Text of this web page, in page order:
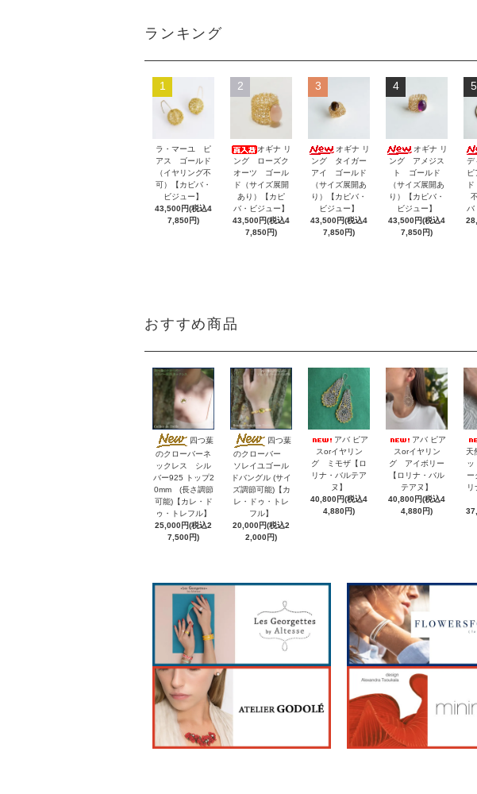
ランキング
1
ラ・マーユ ピ
アス ゴールド
（イヤリング不
可）【カピバ・
ビジュー】
43,500円(税込4
7,850円)
2
オギナ リ
ング ローズク
オーツ ゴール
ド（サイズ展開
あり）【カピ
バ・ビジュー】
43,500円(税込4
7,850円)
3
オギナ リ
ング タイガー
アイ ゴールド
（サイズ展開あ
り）【カピバ・
ビジュー】
43,500円(税込4
7,850円)
4
オギナ リ
ング アメジス
ト ゴールド
（サイズ展開あ
り）【カピバ・
ビジュー】
43,500円(税込4
7,850円)
5
デ
バ
おすすめ商品
四つ葉
のクローバーネ
ックレス シル
バー925 トップ2
0mm (長さ調節
可能)【カレ・ド
ゥ・トレフル】
25,000円(税込2
7,500円)
四つ葉
のクローバー
ソレイユゴール
ドバングル (サイ
ズ調節可能)【カ
レ・ドゥ・トレ
フル】
20,000円(税込2
2,000円)
アバ ピア
スorイヤリン
グ ミモザ【ロ
リナ・バルテア
ヌ】
40,800円(税込4
4,880円)
アバ ピア
スorイヤリン
グ アイボリー
【ロリナ・バル
テアヌ】
40,800円(税込4
4,880円)
天
ー